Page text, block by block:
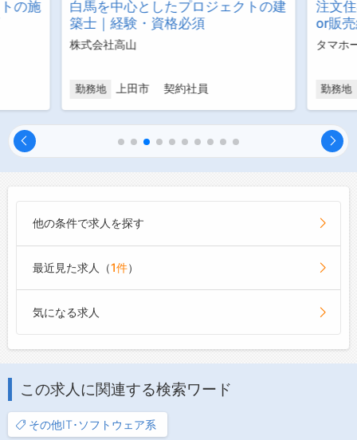
の施
白馬を中心としたプロジェクトの建
築士｜経験・資格必須
株式会社高山
勤務地 上田市 契約社員
注文
or販
タマホ
勤務地
他の条件で求人を探す
最近見た求人（1件）
気になる求人
この求人に関連する検索ワード
その他IT･ソフトウェア系